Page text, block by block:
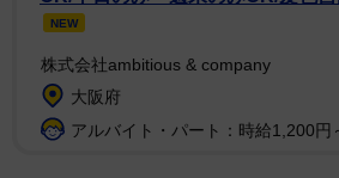
NEW
株式会社ambitious & company
大阪府
アルバイト・パート：時給1,200円